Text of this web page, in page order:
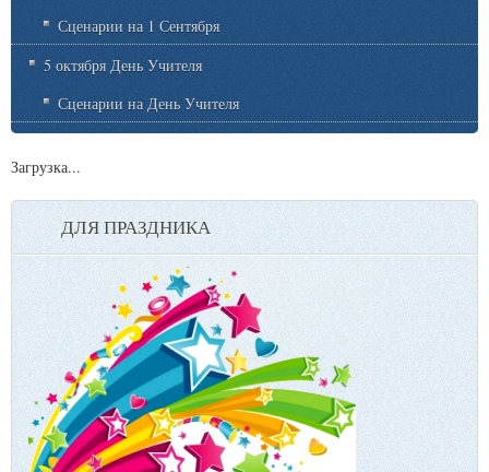
Сценарии на 1 Сентября
5 октября День Учителя
Сценарии на День Учителя
Загрузка...
ДЛЯ ПРАЗДНИКА